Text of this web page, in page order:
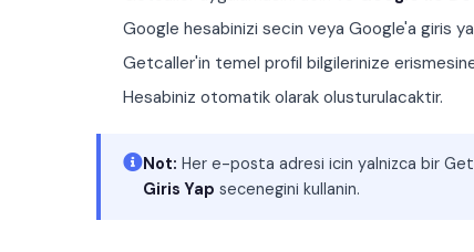
Google hesabinizi secin veya Google'a giris
Getcaller'in temel profil bilgilerinize
Hesabiniz otomatik olarak olusturulacaktir.
Not: Her e-posta adresi icin yalnizca bir
Giris Yap secenegini kullanin.